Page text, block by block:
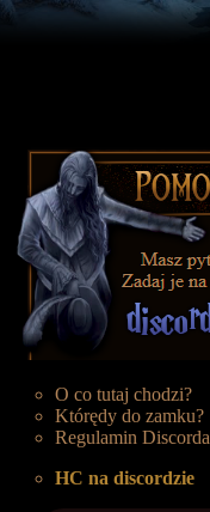
O co tutaj chodzi?
Którędy do zamku?
Regulamin Discorda
HC na discordzie